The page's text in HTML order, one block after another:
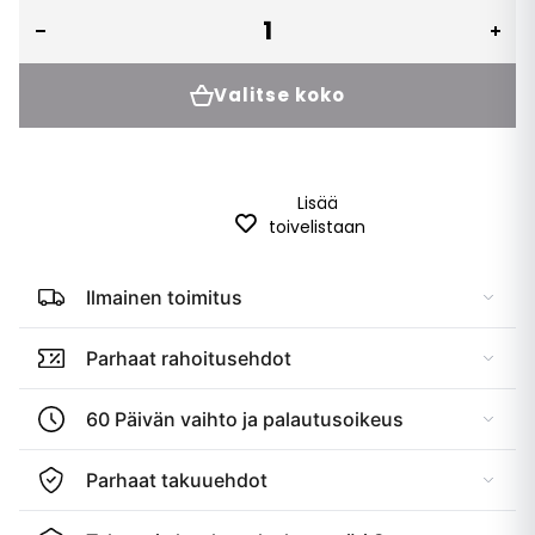
Valitse koko
Lisää
toivelistaan
Ilmainen toimitus
Parhaat rahoitusehdot
60 Päivän vaihto ja palautusoikeus
Parhaat takuuehdot